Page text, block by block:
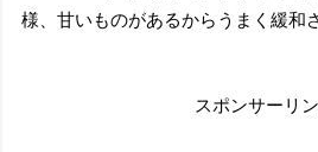
様、甘いものがあるからうまく緩和
スポンサーリ